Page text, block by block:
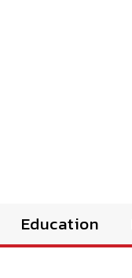
Education